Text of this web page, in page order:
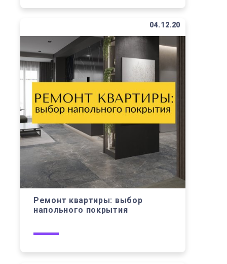
04.12.20
Ремонт квартиры: выбор
напольного покрытия